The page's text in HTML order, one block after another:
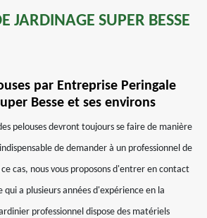
JARDINAGE SUPER BESSE
par Entreprise Peringale
Besse et ses environs
pelouses devront toujours se faire de manière
de demander à un professionnel de
cas, nous vous proposons d'entrer en contact
qui a plusieurs années d'expérience en la
professionnel dispose des matériels